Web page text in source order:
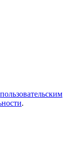
пользовательским
.